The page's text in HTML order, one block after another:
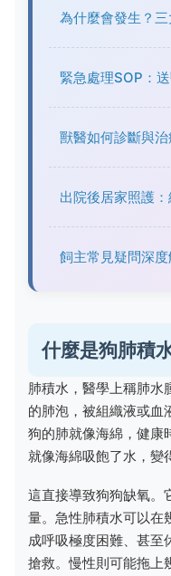
為什麼會發生？
緊急處理SOP：
獸醫如何診斷與
出院後居家照護
飼主常見疑問深
什麼是狗肺積
肺積水，醫學上稱肺水
的肺泡，被組織液或血
狗的肺就像海綿，健康
就像海綿吸飽了水，變
這直接導致狗狗缺氧。
量。急性肺積水可以在
成呼吸極度困難、甚至
搶救。慢性則可能拖上